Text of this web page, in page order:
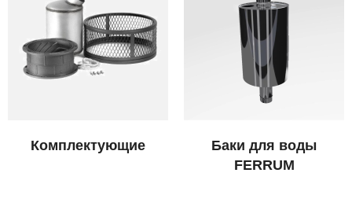
Комплектующие
Баки для воды
FERRUM